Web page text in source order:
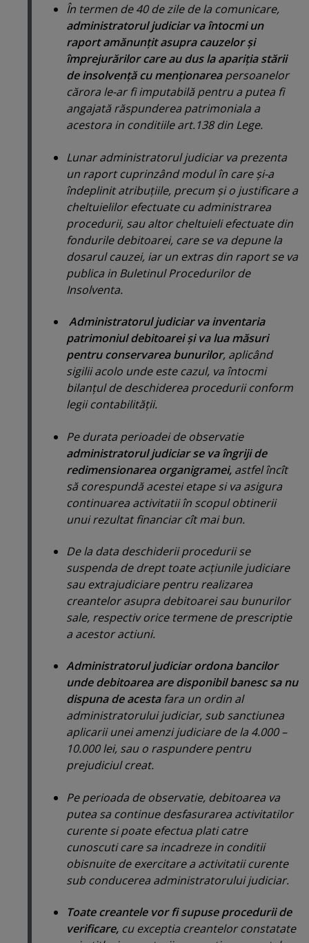
În termen de 40 de zile de la comunicare,
administratorul judiciar va întocmi un
raport amănunţit asupra cauzelor şi
împrejurărilor care au dus la apariţia stării
de insolvenţă cu menţionareapersoanelor
cărora le-ar fi imputabilă pentru a putea fi
angajată răspunderea patrimoniala a
acestora in conditiile art.138 din Lege.
Lunar administratorul judiciar va prezenta
un raport cuprinzând modul în care şi-a
îndeplinit atribuţiile, precum şi o justificare a
cheltuielilor efectuate cu administrarea
procedurii, sau altor cheltuieli efectuate din
fondurile debitoarei, care se va depune la
dosarul cauzei, iar un extras din raport se va
publica in Buletinul Procedurilor de
Insolventa.
Administratorul judiciar va inventaria
patrimoniul debitoarei şi va lua măsuri
pentru conservarea bunurilor, aplicând
sigilii acolo unde este cazul, va întocmi
bilanţul de deschiderea procedurii conform
legii contabilităţii.
Pe durata perioadei de observatie
administratorul judiciar se va îngriji de
redimensionarea organigramei, astfel încît
să corespundă acestei etape si va asigura
continuarea activitatii în scopul obtinerii
unui rezultat financiar cît mai bun.
De la data deschiderii procedurii se
suspenda de drept toate acţiunile judiciare
sau extrajudiciare pentru realizarea
creantelor asupra debitoarei sau bunurilor
sale, respectiv orice termene de prescriptie
a acestor actiuni.
Administratorul judiciar ordona bancilor
unde debitoarea are disponibil banesc sa nu
dispuna de acestafara un ordin al
administratorului judiciar, sub sanctiunea
aplicarii unei amenzi judiciare de la 4.000 –
10.000 lei, sau o raspundere pentru
prejudiciul creat.
Pe perioada de observatie, debitoarea va
putea sa continue desfasurarea activitatilor
curente si poate efectua plati catre
cunoscuti care sa incadreze in conditii
obisnuite de exercitare a activitatii curente
sub conducerea administratorului judiciar.
Toate creantele vor fi supuse procedurii de
verificare, cu exceptia creantelor constatate